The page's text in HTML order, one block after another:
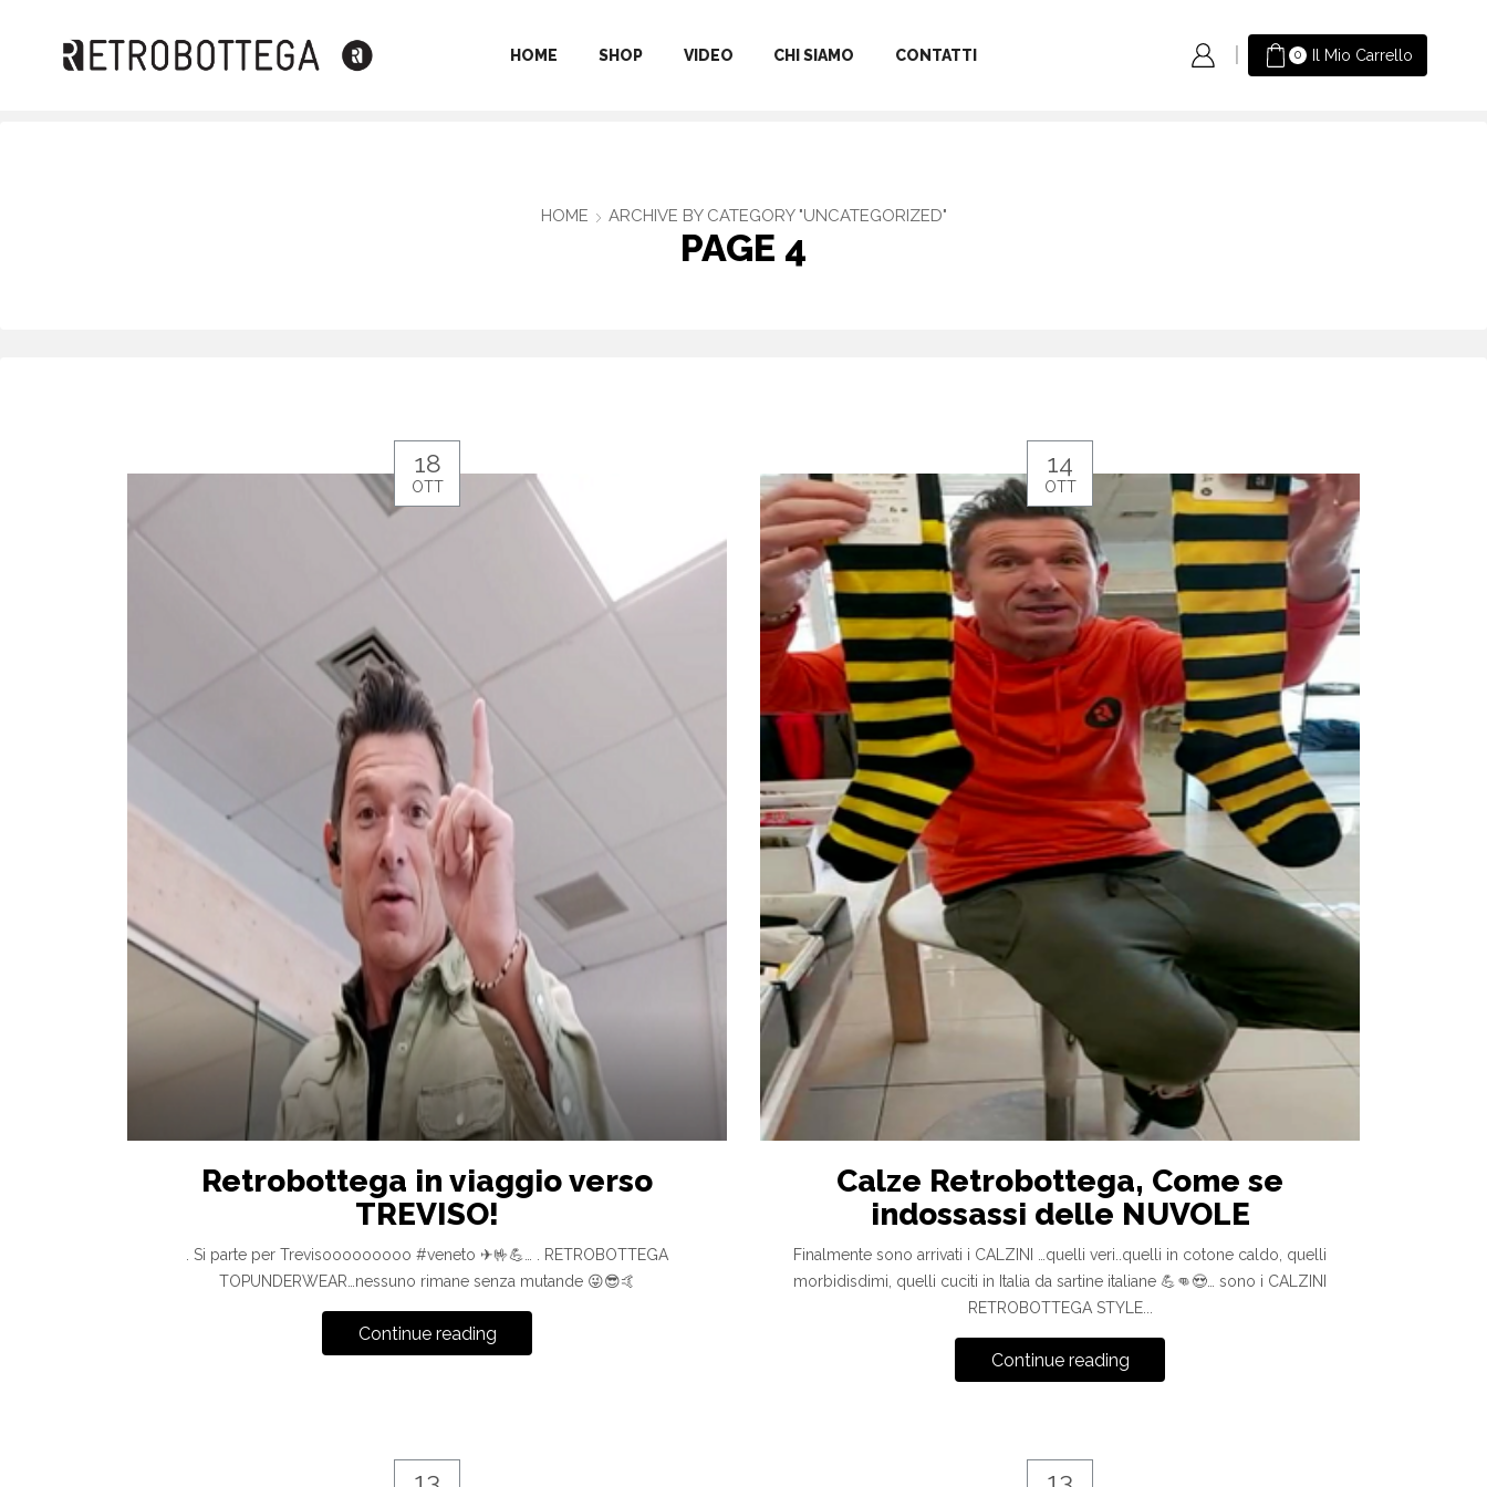
HOME SHOP VIDEO CHI SIAMO CONTATTI 0 Il Mio Carrello
HOME ARCHIVE BY CATEGORY "UNCATEGORIZED"
PAGE 4
18
OTT
Retrobottega in viaggio verso
TREVISO!
. Si parte per Trevisooooooooo #veneto ✈🤟💪… . RETROBOTTEGA
TOPUNDERWEAR…nessuno rimane senza mutande 😜😎🤙
Continue reading
14
OTT
Calze Retrobottega, Come se
indossassi delle NUVOLE
Finalmente sono arrivati i CALZINI …quelli veri..quelli in cotone caldo, quelli
morbidisdimi, quelli cuciti in Italia da sartine italiane 💪👊😍… sono i CALZINI
RETROBOTTEGA STYLE...
Continue reading